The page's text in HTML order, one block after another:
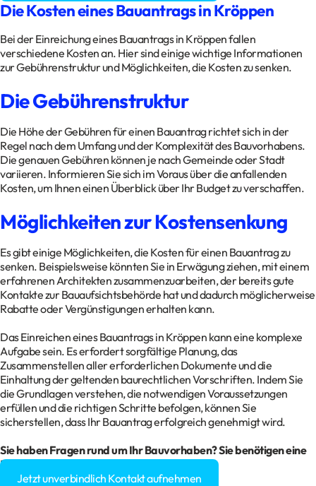
Die Kosten eines Bauantrags in Kröppen
Bei der Einreichung eines Bauantrags in Kröppen fallen
verschiedene Kosten an. Hier sind einige wichtige Informationen
zur Gebührenstruktur und Möglichkeiten, die Kosten zu senken.
Die Gebührenstruktur
Die Höhe der Gebühren für einen Bauantrag richtet sich in der
Regel nach dem Umfang und der Komplexität des Bauvorhabens.
Die genauen Gebühren können je nach Gemeinde oder Stadt
variieren. Informieren Sie sich im Voraus über die anfallenden
Kosten, um Ihnen einen Überblick über Ihr Budget zu verschaffen.
Möglichkeiten zur Kostensenkung
Es gibt einige Möglichkeiten, die Kosten für einen Bauantrag zu
senken. Beispielsweise könnten Sie in Erwägung ziehen, mit einem
erfahrenen Architekten zusammenzuarbeiten, der bereits gute
Kontakte zur Bauaufsichtsbehörde hat und dadurch möglicherweise
Rabatte oder Vergünstigungen erhalten kann.
Das Einreichen eines Bauantrags in Kröppen kann eine komplexe
Aufgabe sein. Es erfordert sorgfältige Planung, das
Zusammenstellen aller erforderlichen Dokumente und die
Einhaltung der geltenden baurechtlichen Vorschriften. Indem Sie
die Grundlagen verstehen, die notwendigen Voraussetzungen
erfüllen und die richtigen Schritte befolgen, können Sie
sicherstellen, dass Ihr Bauantrag erfolgreich genehmigt wird.
Sie haben Fragen rund um Ihr Bauvorhaben? Sie benötigen eine
Baugenehmigung?
Jetzt unverbindlich Kontakt aufnehmen